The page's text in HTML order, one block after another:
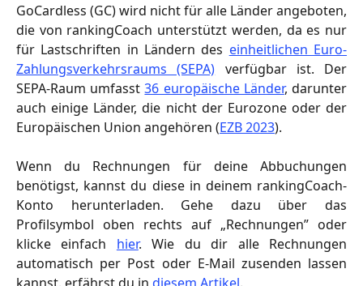
GoCardless (GC) wird nicht für alle Länder angeboten,
die von rankingCoach unterstützt werden, da es nur
für Lastschriften in Ländern des einheitlichen Euro-
Zahlungsverkehrsraums (SEPA) verfügbar ist. Der
SEPA-Raum umfasst36 europäische Länder, darunter
auch einige Länder, die nicht der Eurozone oder der
Europäischen Union angehören (EZB 2023).
Wenn du Rechnungen für deine Abbuchungen
benötigst, kannst du diese in deinem rankingCoach-
Konto herunterladen. Gehe dazu über das
Profilsymbol oben rechts auf „Rechnungen” oder
klicke einfach hier. Wie du dir alle Rechnungen
automatisch per Post oder E-Mail zusenden lassen